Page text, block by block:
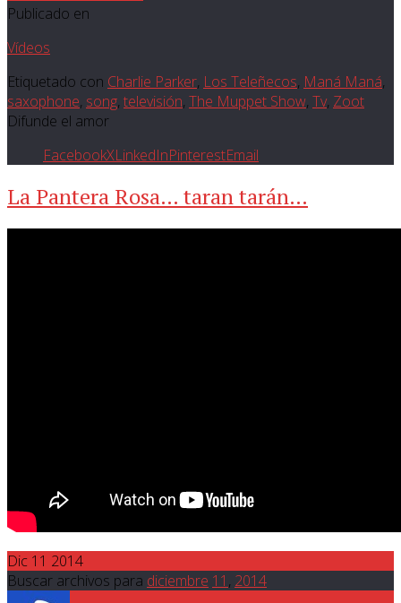
Publicado en
Vídeos
Etiquetado con Charlie Parker, Los Teleñecos, Maná Maná,
saxophone, song, televisión, The Muppet Show, Tv, Zoot
Difunde el amor
FacebookXLinkedInPinterestEmail
La Pantera Rosa… taran tarán…
Dic 11 2014
Buscar archivos para diciembre 11 , 2014